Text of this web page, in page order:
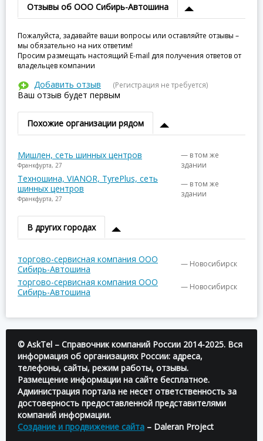
Отзывы об ООО Сибирь-Автошина
Пожалуйста, задавайте ваши вопросы или оставляйте отзывы –
мы обязательно на них ответим!
Просим размещать настоящий E-mail для получения ответов от
владельцев компании
Добавить отзыв (Регистрация не требуется)
Ваш отзыв будет первым
Похожие организации рядом
Мишлен, сеть шинных центров
Франкфурта, 27
— в том же
здании
Техношина, VIANOR, TyrePlus, сеть
шинных центров
Франкфурта, 27
— в том же
здании
В других городах
торгово-сервисная компания ООО
Сибирь-Автошина
— Новосибирск
торгово-сервисная компания ООО
Сибирь-Автошина
— Новосибирск
© AskTel – Справочник компаний России 2014-2025. Вся
информация об организациях России: адреса,
телефоны, сайты, режим работы, отзывы.
Размещение информации на сайте бесплатное.
Администрация портала не несет ответственность за
достоверность предоставленной представителями
компаний информации.
Создание и продвижение сайта – Daleran Project